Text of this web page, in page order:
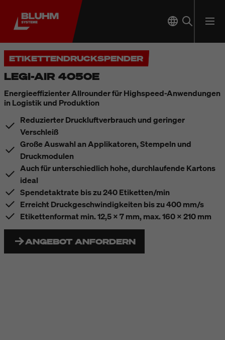
ETIKETTENDRUCKSPENDER
LEGI-AIR 4050E
Energieeffizienter Allrounder für Highspeed-Anwendungen
in Logistik und Produktion
Reduzierter Druckluftverbrauch und geringer
Verschleiß
Große Auswahl an Applikatoren, Stempeln und
Druckmodulen
Auch für unterschiedlich hohe, durchlaufende Kartons
ideal
Spendetaktrate bis zu 240 Etiketten/min
Erreicht Druckgeschwindigkeiten bis zu 400 mm/s
Etikettenformat min. 12,5 x 7 mm, max. 160 x 210 mm
ANGEBOT ANFORDERN